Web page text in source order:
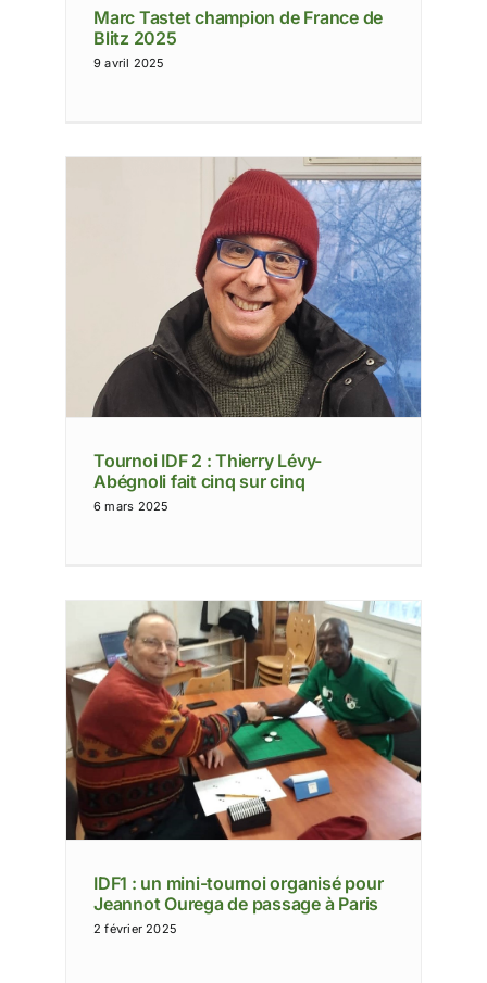
Marc Tastet champion de France de
Blitz 2025
9 avril 2025
Tournoi IDF 2 : Thierry Lévy-
Abégnoli fait cinq sur cinq
6 mars 2025
IDF1 : un mini-tournoi organisé pour
Jeannot Ourega de passage à Paris
2 février 2025